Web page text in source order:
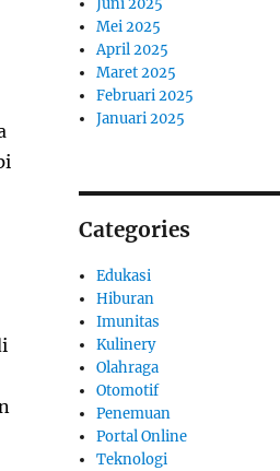
Mei 2025
April 2025
Maret 2025
Februari 2025
Januari 2025
Categories
Edukasi
Hiburan
Imunitas
Kulinery
Olahraga
Otomotif
Penemuan
Portal Online
Teknologi